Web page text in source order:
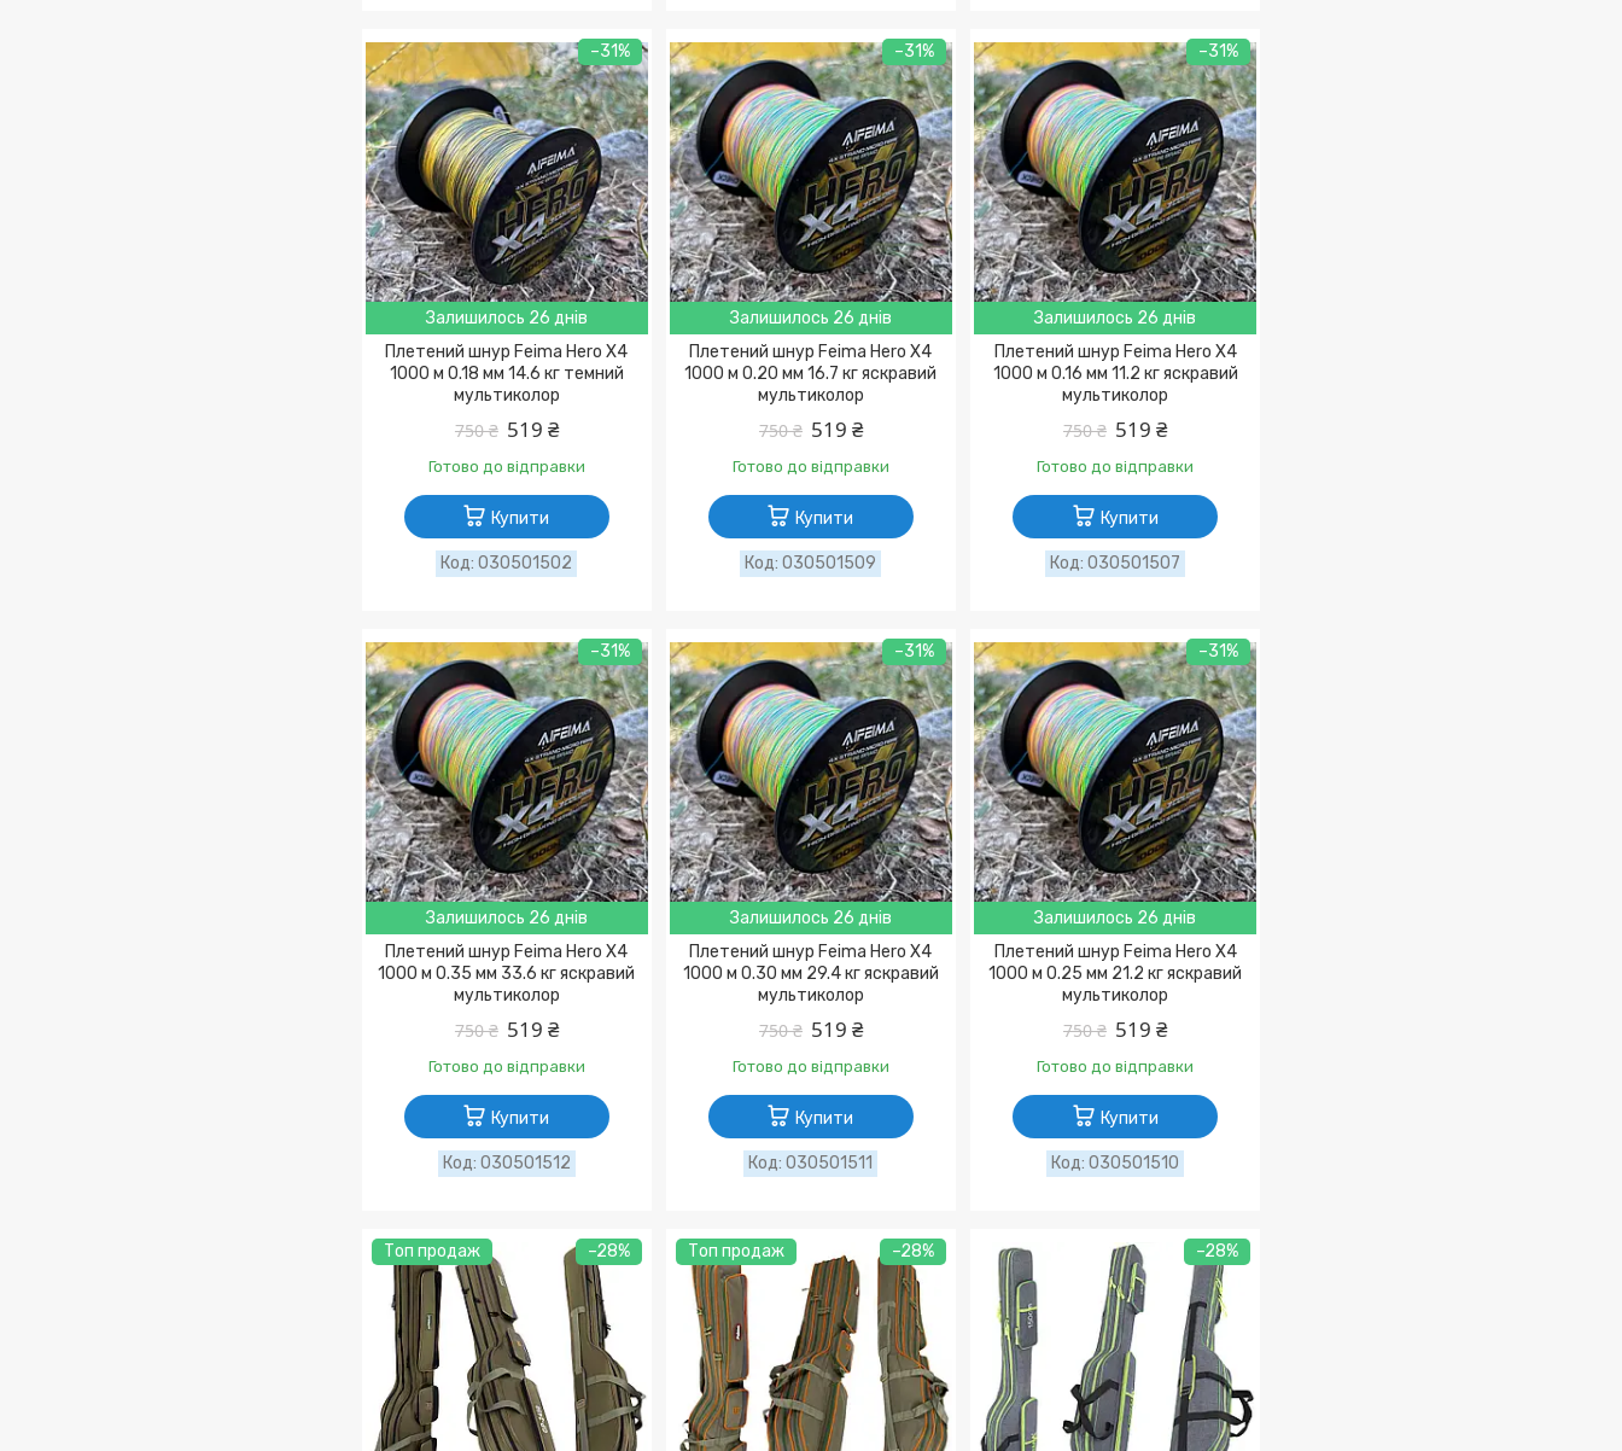
–31%
Залишилось 26 днів
Плетений шнур Feima Hero X4
1000 м 0.18 мм 14.6 кг темний
мультиколор
750 ₴ 519 ₴
Готово до відправки
Купити
030501502
–31%
Залишилось 26 днів
Плетений шнур Feima Hero X4
1000 м 0.20 мм 16.7 кг яскравий
мультиколор
750 ₴ 519 ₴
Готово до відправки
Купити
030501509
–31%
Залишилось 26 днів
Плетений шнур Feima Hero X4
1000 м 0.16 мм 11.2 кг яскравий
мультиколор
750 ₴ 519 ₴
Готово до відправки
Купити
030501507
–31%
Залишилось 26 днів
Плетений шнур Feima Hero X4
1000 м 0.35 мм 33.6 кг яскравий
мультиколор
750 ₴ 519 ₴
Готово до відправки
Купити
030501512
–31%
Залишилось 26 днів
Плетений шнур Feima Hero X4
1000 м 0.30 мм 29.4 кг яскравий
мультиколор
750 ₴ 519 ₴
Готово до відправки
Купити
030501511
–31%
Залишилось 26 днів
Плетений шнур Feima Hero X4
1000 м 0.25 мм 21.2 кг яскравий
мультиколор
750 ₴ 519 ₴
Готово до відправки
Купити
030501510
Топ продаж –28% Топ продаж –28% –28%